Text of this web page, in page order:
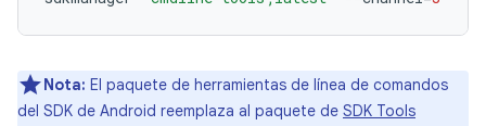
Nota: El paquete de herramientas de línea de comandos
del SDK de Android reemplaza al paquete de SDK Tools